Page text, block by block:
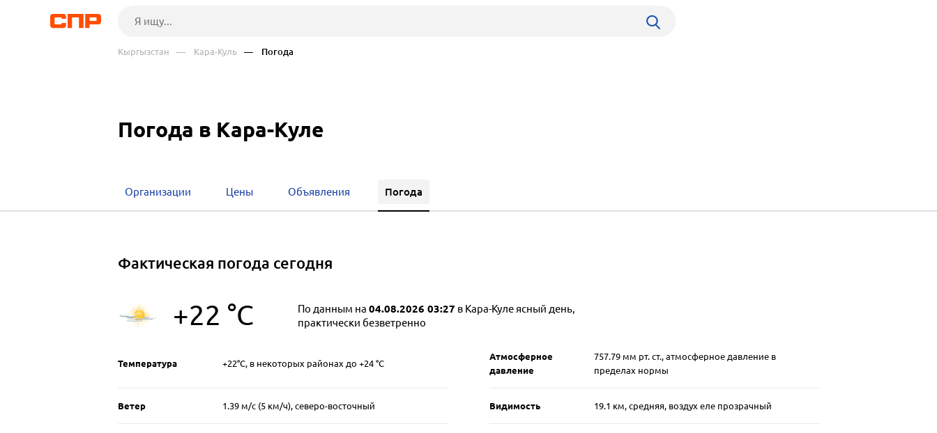
Кыргызстан — Кара-Куль — Погода
Погода в Кара-Куле
Организации Цены Объявления Погода
Фактическая погода сегодня
+22 °C По данным на 04.08.2026 03:27 в Кара-Куле ясный день,
практически безветренно
Температура +22°C, в некоторых районах до +24 °C
Атмосферное
давление
757.79 мм рт. ст., атмосферное давление в
пределах нормы
Ветер 1.39 м/c (5 км/ч), северо-восточный Видимость 19.1 км, средняя, воздух еле прозрачный